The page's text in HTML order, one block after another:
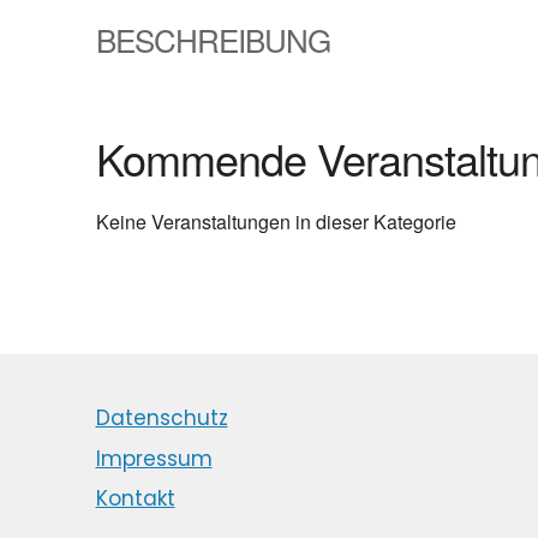
BESCHREIBUNG
Kommende
Keine Veranstaltungen in dieser Kategorie
Datenschutz
Impressum
Kontakt